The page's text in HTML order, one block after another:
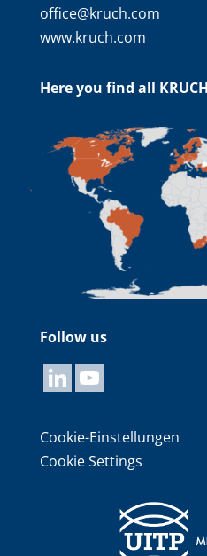
office@kruch.com
www.kruch.com
Here you find all
Follow us
Cookie-Einstellungen
Cookie Settings